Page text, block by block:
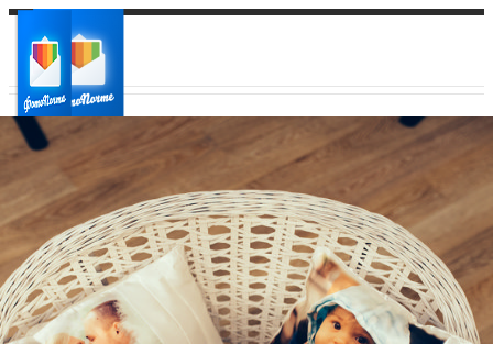
Ваш город:
Ваш регион доставки
Выберите из списка: